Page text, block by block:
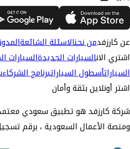
عن كارزفدمن نحنالاسئلة الشائعة
اشتري الانالسيارات الجديدةالسيارات
السياراتأسطول السياراتبرنامج الشركاء
اشتر أونلاين بثقة وأمان
شركة كارزفد هو تطبيق سعودي معتمد
ومنصة الأعمال السعودية ، برقم تسجيل